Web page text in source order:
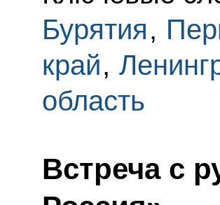
Бурятия,
край,
область
Встреча с